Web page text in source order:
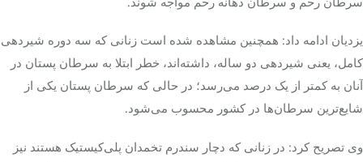
یزدیان ادامه داد: همچنین مشاهده شده است زنانی که سه دوره شیردهی
کامل، یعنی شیردهی دو ساله، داشته‌اند، خطر ابتلا به سرطان پستان در
آنان به کمتر از یک درصد می‌رسد؛ در حالی که سرطان پستان یکی از
شایع‌ترین سرطان‌ها در کشور محسوب می‌شود.
وی تصریح کرد: در زنانی که دچار سندرم تخمدان پلی‌کیستیک هستند نیز